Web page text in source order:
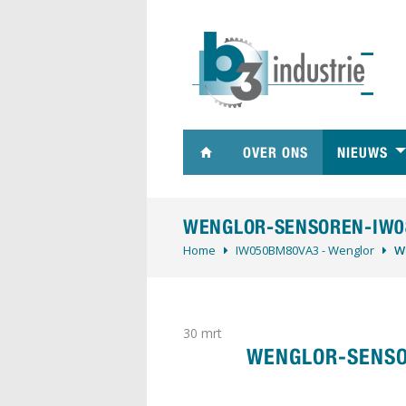
OVER ONS NIEUWS
WENGLOR-SENSOREN-
Home IW050BM80VA3 - Wenglor
30 mrt
WENGLOR-